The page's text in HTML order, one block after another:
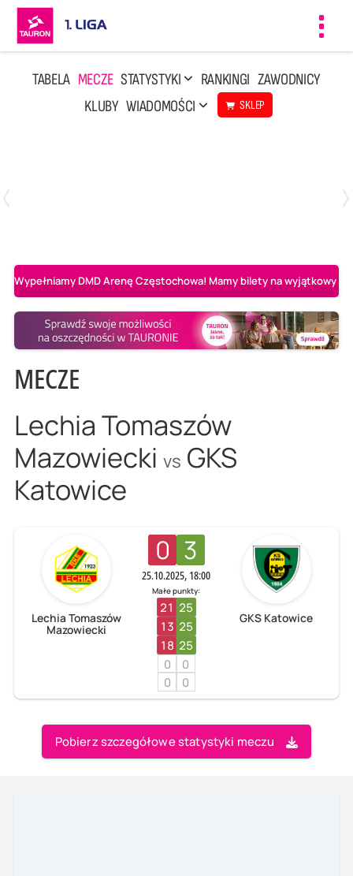
TABELA MECZE STATYSTYKI RANKINGI ZAWODNICY
KLUBY WIADOMOŚCI SKLEP
Wypełniamy DMD Arenę Częstochowa! Mamy bilety na wyjątkowy
MECZE
Lechia Tomaszów
Mazowiecki vs GKS
Katowice
Lechia Tomaszów
Mazowiecki
0 3
25.10.2025, 18:00
Małe punkty:
21 25
13 25
18 25
0
0
0
0
GKS Katowice
Pobierz szczegółowe statystyki meczu